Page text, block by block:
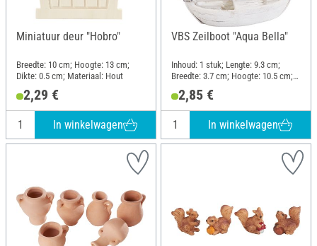
Miniatuur deur "Hobro"
Breedte: 10 cm; Hoogte: 13 cm;
Dikte: 0.5 cm; Materiaal: Hout
2,29 €
In winkelwagen
VBS Zeilboot "Aqua Bella"
Inhoud: 1 stuk; Lengte: 9.3 cm;
Breedte: 3.7 cm; Hoogte: 10.5 cm;
2,85 €
In winkelwagen